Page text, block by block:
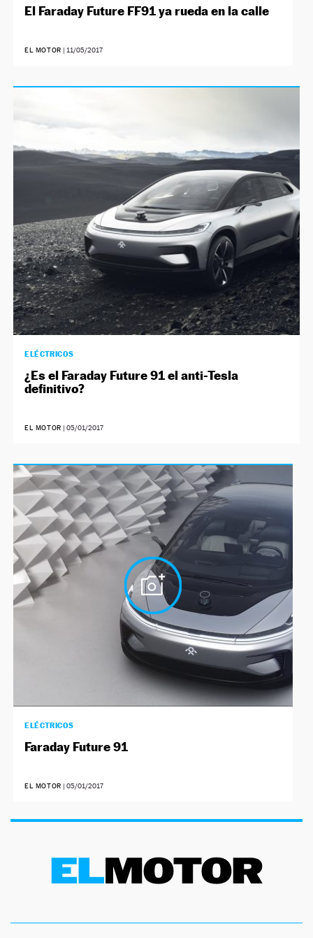
El Faraday Future FF91 ya rueda en la calle
EL MOTOR | 11/05/2017
ELÉCTRICOS
¿Es el Faraday Future 91 el anti-Tesla
definitivo?
EL MOTOR |05/01/2017
ELÉCTRICOS
Faraday Future 91
EL MOTOR |05/01/2017